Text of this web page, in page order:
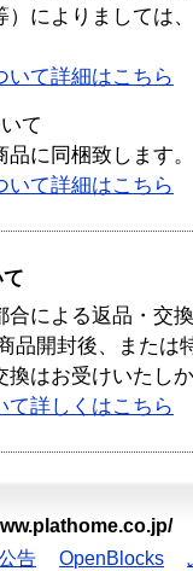
）によりましては
いて詳細はこちら
て
品に同梱致します。
いて詳細はこちら
合による返品・交
品開封後、または
換はお受けいたし
て詳しくはこちら
告 OpenBlocks